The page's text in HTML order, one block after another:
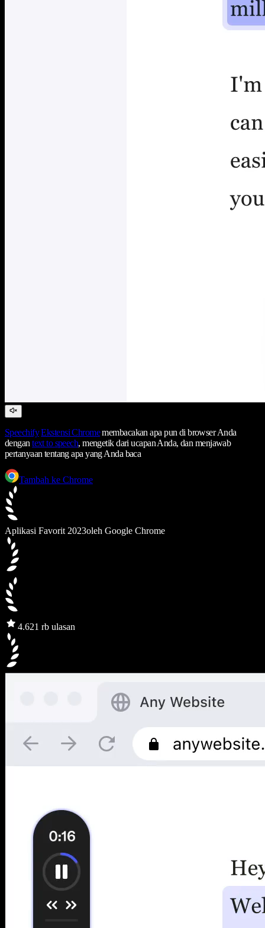
Speechify Ekstensi Chromemembacakan apa pun di browser Anda
dengantext to speech, mengetik dari ucapan Anda, dan menjawab
pertanyaan tentang apa yang Anda baca
Tambah ke Chrome
Aplikasi Favorit 2023oleh Google Chrome
4.621 rb ulasan